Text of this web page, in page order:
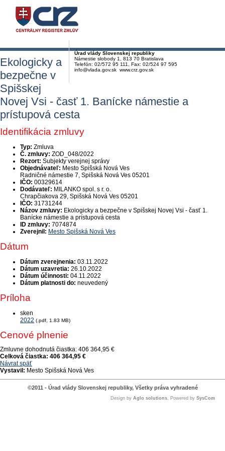
Úrad vlády Slovenskej republiky
Námestie slobody 1, 813 70 Bratislava
Telefón: 02/572 95 111, Fax: 02/524 97 595
info@vlada.gov.sk www.crz.gov.sk
Ekologicky a
bezpečne v
Spišskej
Novej Vsi - časť 1. Banícke námestie a
prístupová cesta
Identifikácia zmluvy
Typ: Zmluva
Č. zmluvy: ZOD_048/2022
Rezort: Subjekty verejnej správy
Objednávateľ: Mesto Spišská Nová Ves
Radničné námestie 7, Spišská Nová Ves 05201
IČO: 00329614
Dodávateľ: MILANKO spol. s r. o.
Chrapčiakova 29, Spišská Nová Ves 05201
IČO: 31731244
Názov zmluvy: Ekologicky a bezpečne v Spišskej Novej Vsi - časť 1.
Banícke námestie a prístupová cesta
ID zmluvy: 7074874
Zverejnil: Mesto Spišská Nová Ves
Dátum
Dátum zverejnenia: 03.11.2022
Dátum uzavretia: 26.10.2022
Dátum účinnosti: 04.11.2022
Dátum platnosti do: neuvedený
Príloha
sken
2022 (.pdf, 1.83 MB)
Cenové plnenie
Zmluvne dohodnutá čiastka: 406 364,95 €
Celková čiastka: 406 364,95 €
Návrat späť
Vystavil: Mesto Spišská Nová Ves
©2011 - Úrad vlády Slovenskej republiky, Všetky práva vyhradené
Design by Aglo solutions, Powered by SysCom